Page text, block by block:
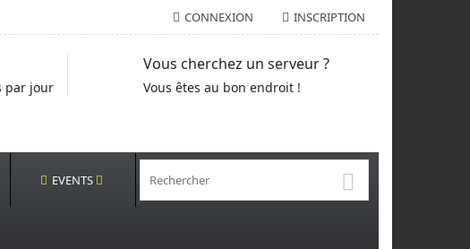
CONNEXION INSCRIPTION
par jour
Vous cherchez un serveur ?
Vous êtes au bon endroit !
EVENTS